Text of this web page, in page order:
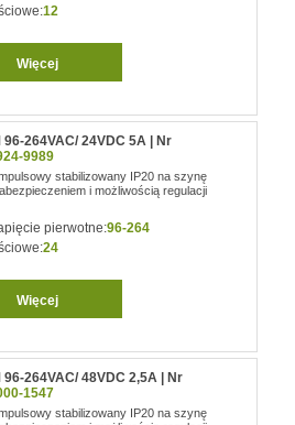
12
Więcej
96-264VAC/ 24VDC 5A | Nr
9989
stabilizowany IP20 na szynę
i możliwością regulacji
pierwotne:96-264
24
Więcej
96-264VAC/ 48VDC 2,5A | Nr
1547
stabilizowany IP20 na szynę